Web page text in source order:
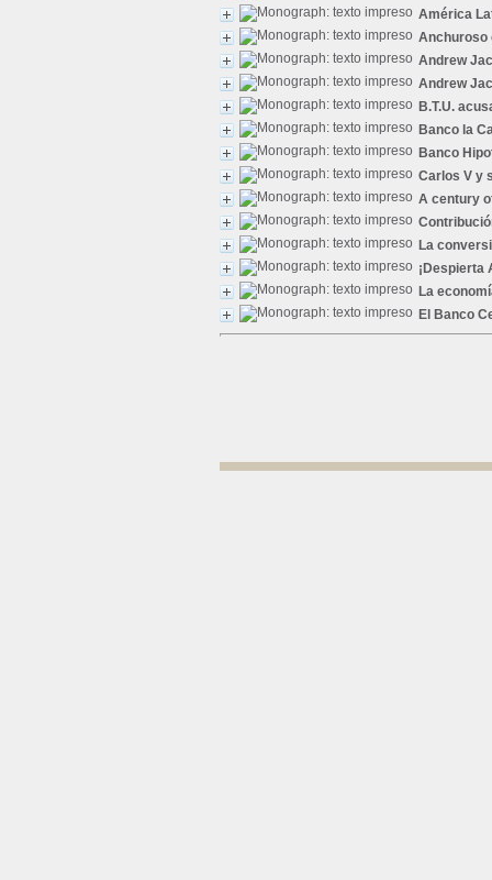
América
Anchuroso
Andrew
Andrew
B.T.U.
Banco la
Banco
Carlos V y
A century
La
¡Despierta
La
El Banco